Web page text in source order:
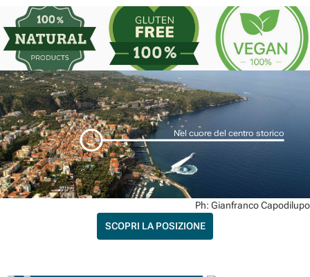
Nel cuore del centro storico
SCOPRI LA POSIZIONE
Ph: Gianfranco Capodilupo